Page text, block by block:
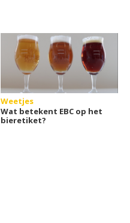
Weetjes
Wat betekent EBC op het
bieretiket?